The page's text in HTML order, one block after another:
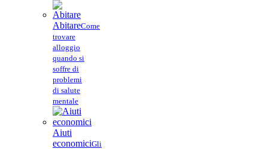
AbitareCome
trovare
alloggio
quando si
soffre di
problemi
di salute
mentale
Aiuti
economiciGli